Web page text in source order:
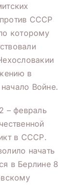
СССР
которому
в
Войне.
– февраль
в СССР.
начать
в Берлине 8